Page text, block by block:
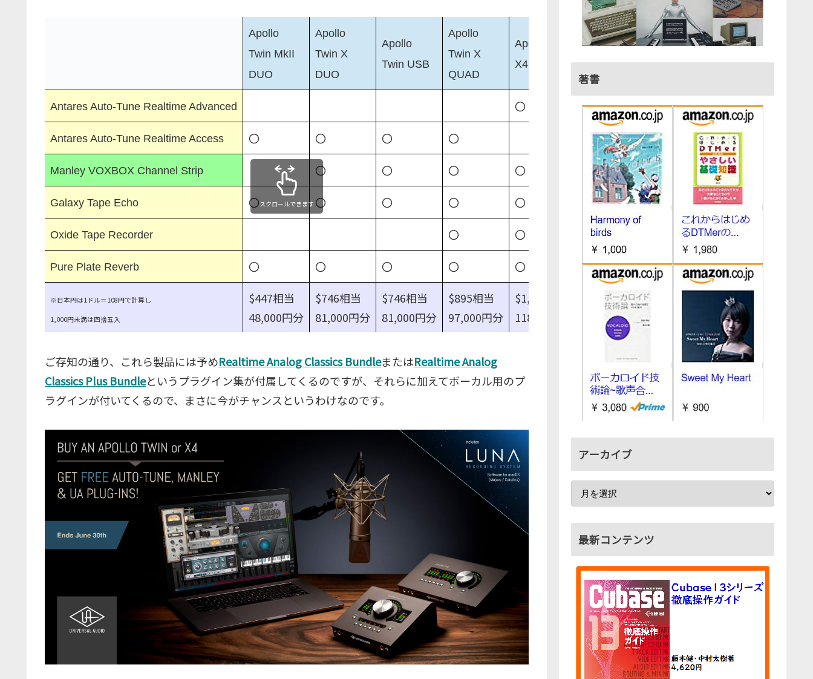
Apollo
Twin MkII
DUO
Apollo
Twin X
DUO
Apollo
Twin USB
Apollo
Twin X
QUAD
Apollo
X4
Antares Auto-Tune Realtime Advanced 〇
Antares Auto-Tune Realtime Access 〇 〇 〇 〇
Manley VOXBOX Channel Strip 〇 〇 〇 〇
Galaxy Tape Echo 〇 〇 〇 〇 〇
Oxide Tape Recorder 〇 〇
Pure Plate Reverb 〇 〇 〇 〇 〇
※日本円は1ドル＝108円で計算し
1,000円未満は四捨五入
$447相当
48,000円分
$746相当
81,000円分
$746相当
81,000円分
$895相当
97,000円分
$1,095相当
118,000円分
スクロールできます
ご存知の通り、これら製品には予めRealtime Analog Classics BundleまたはRealtime Analog
Classics Plus Bundleというプラグイン集が付属してくるのですが、それらに加えてボーカル用のプ
ラグインが付いてくるので、まさに今がチャンスというわけなのです。
著書
アーカイブ
最新コンテンツ